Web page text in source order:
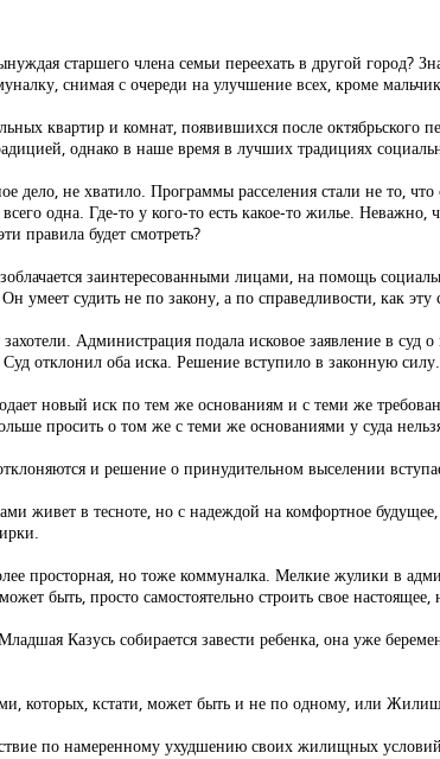
старшего члена семьи переехать в другой город?
снимая с очереди на улучшение всех, кроме
квартир и комнат, появившихся после октябрьского
однако в наше время в лучших традициях
дело, не хватило. Программы расселения стали не то, что
одна. Где-то у кого-то есть какое-то жилье.
правила будет смотреть?
заинтересованными лицами, на помощь
умеет судить не по закону, а по справедливости, как
Администрация подала исковое заявление в
отклонил оба иска. Решение вступило в законную силу.
новый иск по тем же основаниям и с теми же
просить о том же с теми же основаниями у суда
и решение о принудительном выселении
живет в тесноте, но с надеждой на комфортное будущее,
просторная, но тоже коммуналка. Мелкие жулики в
быть, просто самостоятельно строить свое
Казусь собирается завести ребенка, она уже
которых, кстати, может быть и не по одному, или
по намеренному ухудшению своих жилищных